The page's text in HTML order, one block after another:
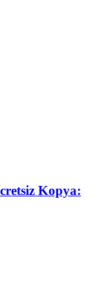
Kopya: